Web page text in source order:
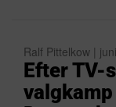
Ralf Pittelkow |
Efter TV-